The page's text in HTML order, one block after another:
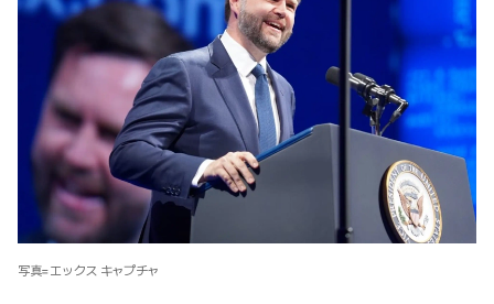
写真=エックス キャプチャ